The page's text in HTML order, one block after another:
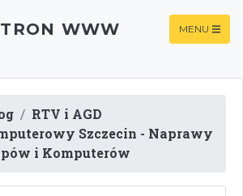
WWW MENU
RTV i AGD
Szczecin - Naprawy
i Komputerów